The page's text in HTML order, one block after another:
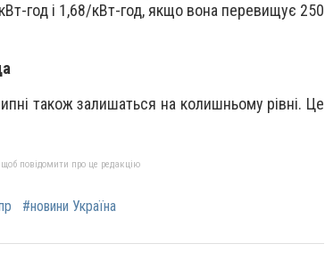
год і 1,68/кВт-год, якщо вона перевищує 250
також залишаться на колишньому рівні. Це
повідомити про це редакцію
#новини Україна